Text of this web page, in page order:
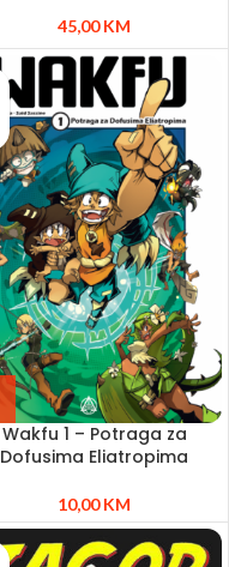
45,00KM
Wakfu 1 – Potraga za
Dofusima Eliatropima
10,00KM